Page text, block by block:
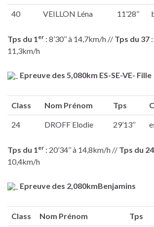
40 VEILLON Léna 11’28’’
Tps du 1er : 8’30’’ à 14,7km/h // Tps du 37
11,3km/h
Epreuve des 5,080km ES-SE-VE- Fille
Class Nom Prénom Tps
24 DROFF Elodie 29’13’’
Tps du 1er : 20’34’’ à 14,8km/h // Tps du 24
10,4km/h
Epreuve des 2,080kmBenjamins
Class Nom Prénom Tps